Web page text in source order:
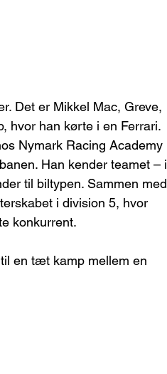
Det er Mikkel Mac, Greve,
hvor han kørte i en Ferrari.
Nymark Racing Academy
Han kender teamet – i
til biltypen. Sammen med
i division 5, hvor
konkurrent.
en tæt kamp mellem en